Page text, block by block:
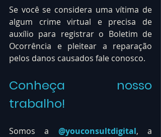
Se você se considera uma vítima de
algum crime virtual e precisa de
auxílio para registrar o Boletim de
Ocorrência e pleitear a reparação
pelos danos causados fale conosco.
Conheça nosso
trabalho!
Somos a @youconsultdigital, a